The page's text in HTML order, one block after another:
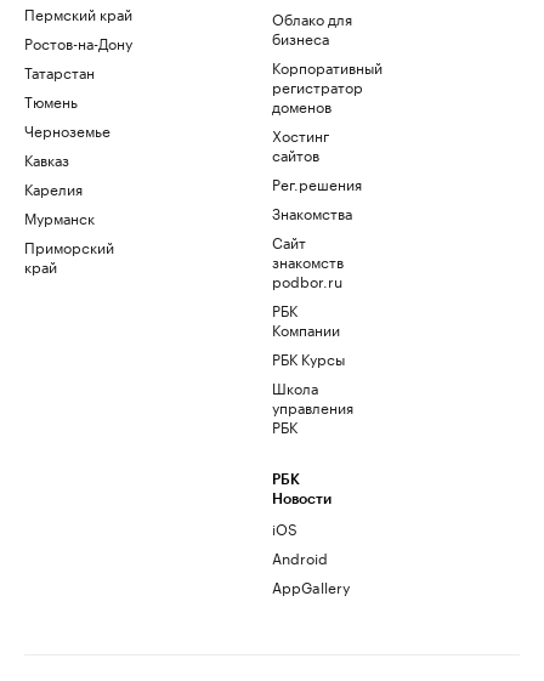
Пермский край
Ростов-на-Дону
Татарстан
Тюмень
Черноземье
Кавказ
Карелия
Мурманск
Приморский
край
Облако для
бизнеса
Корпоративный
регистратор
доменов
Хостинг
сайтов
Рег.решения
Знакомства
Сайт
знакомств
podbor.ru
РБК
Компании
РБК Курсы
Школа
управления
РБК
РБК
Новости
iOS
Android
AppGallery